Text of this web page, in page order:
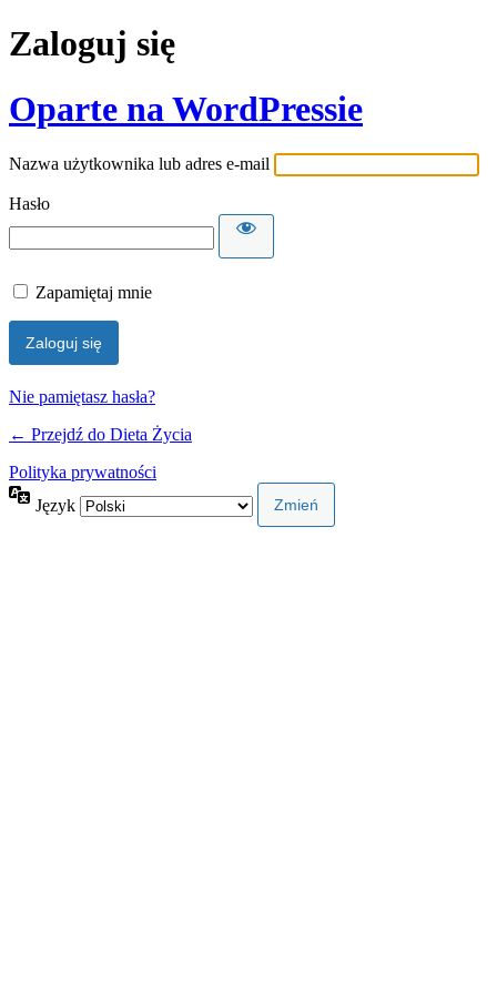
Zaloguj się
Oparte na WordPressie
Nazwa użytkownika lub adres e-mail
Hasło
Zapamiętaj mnie
Nie pamiętasz hasła?
← Przejdź do Dieta Życia
Polityka prywatności
Język